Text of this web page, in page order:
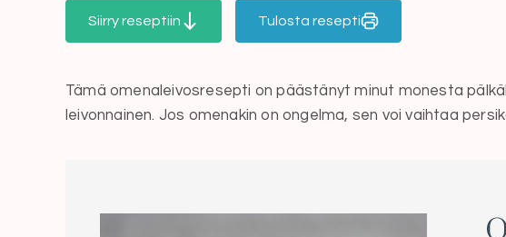
Siirry reseptiin Tulosta resepti
Tämä omenaleivosresepti on päästänyt minut monesta
leivonnainen. Jos omenakin on ongelma, sen voi vaihtaa